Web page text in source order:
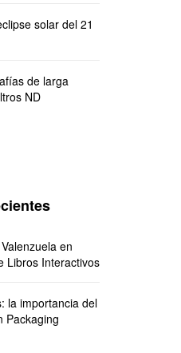
solar del 21
de larga
ND
en
Libros Interactivos
la importancia del
Packaging